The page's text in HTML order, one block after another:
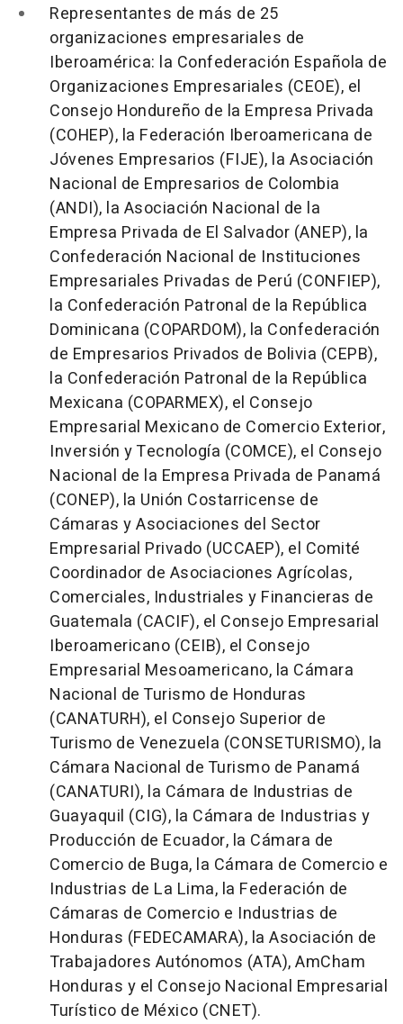
Representantes de más de 25
organizaciones empresariales de
Iberoamérica: la Confederación Española de
Organizaciones Empresariales (CEOE), el
Consejo Hondureño de la Empresa Privada
(COHEP), la Federación Iberoamericana de
Jóvenes Empresarios (FIJE), la Asociación
Nacional de Empresarios de Colombia
(ANDI), la Asociación Nacional de la
Empresa Privada de El Salvador (ANEP), la
Confederación Nacional de Instituciones
Empresariales Privadas de Perú (CONFIEP),
la Confederación Patronal de la República
Dominicana (COPARDOM), la Confederación
de Empresarios Privados de Bolivia (CEPB),
la Confederación Patronal de la República
Mexicana (COPARMEX), el Consejo
Empresarial Mexicano de Comercio Exterior,
Inversión y Tecnología (COMCE), el Consejo
Nacional de la Empresa Privada de Panamá
(CONEP), la Unión Costarricense de
Cámaras y Asociaciones del Sector
Empresarial Privado (UCCAEP), el Comité
Coordinador de Asociaciones Agrícolas,
Comerciales, Industriales y Financieras de
Guatemala (CACIF), el Consejo Empresarial
Iberoamericano (CEIB), el Consejo
Empresarial Mesoamericano, la Cámara
Nacional de Turismo de Honduras
(CANATURH), el Consejo Superior de
Turismo de Venezuela (CONSETURISMO), la
Cámara Nacional de Turismo de Panamá
(CANATURI), la Cámara de Industrias de
Guayaquil (CIG), la Cámara de Industrias y
Producción de Ecuador, la Cámara de
Comercio de Buga, la Cámara de Comercio e
Industrias de La Lima, la Federación de
Cámaras de Comercio e Industrias de
Honduras (FEDECAMARA), la Asociación de
Trabajadores Autónomos (ATA), AmCham
Honduras y el Consejo Nacional Empresarial
Turístico de México (CNET).